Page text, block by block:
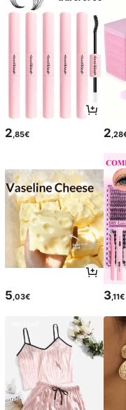
2,85€ 2
5,03€ 3,11€